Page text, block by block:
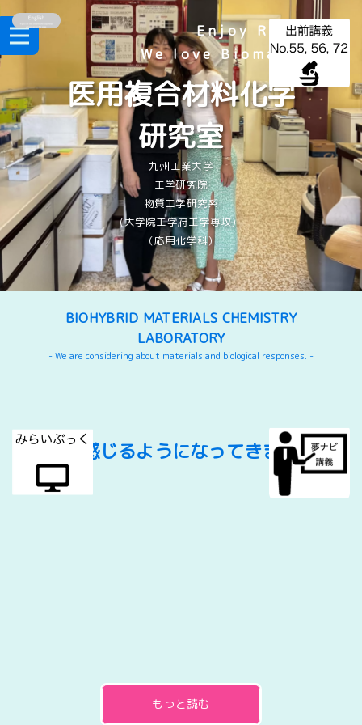
Enjoy Research!
We love Biomaterials!
医用複合材料化学
研究室
九州工業大学
工学研究院
物質工学研究系
(大学院工学府工学専攻）
（応用化学科）
BIOHYBRID MATERIALS CHEMISTRY
LABORATORY
- We are considering about materials and biological responses. -
暑さを感じるようになってきました。
もっと読む